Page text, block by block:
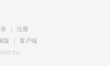
注册
版
客户端
Inc.